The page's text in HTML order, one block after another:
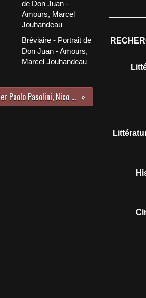
Bréviaire - Portrait de
Don Juan - Amours,
Marcel Jouhandeau
Pier Paolo Pasolini, Nico Naldini